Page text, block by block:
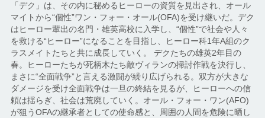
「デク」は、その内に秘めるヒーローの資質を見出され、オール
マイトから“個性”ワン・フォー・オール(OFA)を受け継いだ。デク
はヒーロー輩出の名門・雄英高校に入学し、“個性”で社会や人々
を救ける“ヒーロー”になることを目指し、ヒーロー科1年A組のク
ラスメイトたちと共に成長していく。 デクたちの雄英2年目の
春。ヒーローたちが死柄木たち敵ヴィランの掃討作戦を決行し、
まさに“全面戦争”と言える激闘が繰り広げられる。双方が大きな
ダメージを受け全面戦争は一旦の終結を見るが、ヒーローへの信
頼は揺らぎ、社会は荒廃していく。オール・フォー・ワン(AFO)
が狙うOFAの継承者としての使命感と、周囲の人間を危険に晒し